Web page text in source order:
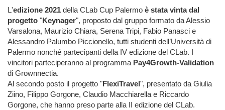
L'edizione 2021 della CLab Cup Palermo è stata vinta dal
progetto "Keynager", proposto dal gruppo formato da Alessio
Varsalona, Maurizio Chiara, Serena Tripi, Fabio Panasci e
Alessandro Palumbo Piccionello, tutti studenti dell’Università di
Palermo nonché partecipanti della IV edizione del CLab. I
vincitori parteciperanno al programma Pay4Growth-Validation
di Grownnectia.
Al secondo posto il progetto "FlexiTravel", presentato da Giulia
Ziino, Filippo Gorgone, Claudio Macchiarella e Riccardo
Gorgone, che hanno preso parte alla II edizione del CLab.